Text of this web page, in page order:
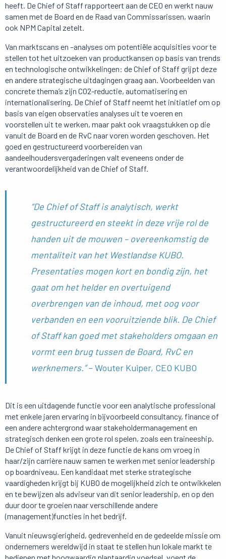
heeft. De Chief of Staff rapporteert aan de CEO en werkt nauw
samen met de Board en de Raad van Commissarissen, waarin
ook NPM Capital zetelt.
Van marktscans en –analyses om potentiële acquisities voor te
stellen tot het uitzoeken van productkansen op basis van trends
en technologische ontwikkelingen: de Chief of Staff grijpt deze
en andere strategische uitdagingen graag aan. Voorbeelden van
concrete thema’s zijn CO2-reductie, automatisering en
internationalisering. De Chief of Staff neemt het initiatief om op
basis van eigen observaties analyses uit te voeren en
voorstellen uit te werken, maar pakt ook vraagstukken op die
vanuit de Board en de RvC naar voren worden geschoven. Het
goed en gestructureerd voorbereiden van
aandeelhoudersvergaderingen valt eveneens onder de
verantwoordelijkheid van de Chief of Staff.
“De Chief of Staff is analytisch, werkt
gestructureerd en steekt in deze vrije rol de
handen uit de mouwen – overeenkomstig de
mentaliteit van het Westlandse KUBO.
Presentaties mogen kort en bondig zijn, het
gaat om het helder en overtuigend
overbrengen van de inhoud, met oog voor
verbanden en een vooruitziende blik. De Chief
of Staff kan goed met stakeholders omgaan en
vormt een brug tussen de Board, RvC en
werknemers.”– Wouter Kuiper, CEO KUBO
Dit is een uitdagende functie voor een analytische professional
met enkele jaren ervaring in bijvoorbeeld consultancy, finance of
een andere achtergrond waar stakeholdermanagement en
strategisch denken een grote rol spelen, zoals een traineeship.
De Chief of Staff krijgt in deze functie de kans om vroeg in
haar/zijn carrière nauw samen te werken met senior leadership
op boardniveau. Een kandidaat met sterke strategische
vaardigheden krijgt bij KUBO de mogelijkheid zich te ontwikkelen
en te bewijzen als adviseur van dit senior leadership, en op den
duur door te groeien naar verschillende andere
(management)functies in het bedrijf.
Vanuit nieuwsgierigheid, gedrevenheid en de gedeelde missie om
ondernemers wereldwijd in staat te stellen hun lokale markt te